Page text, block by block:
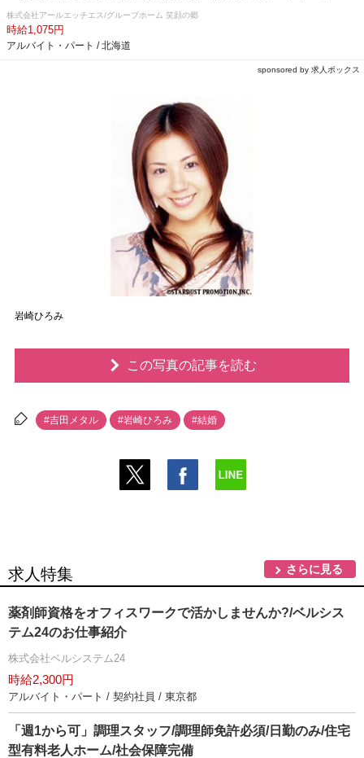
株式会社アールエッチエス/グループホーム 笑顔の郷
時給1,075円
アルバイト・パート / 北海道
sponsored by 求人ボックス
崎ひろみ
この写真の記事を読む
#吉田メタル #岩崎ひろみ #結婚
求人特集 さらに見る
薬剤師資格をオフィスワークで活かしませんか?/ベルシス
テム24のお仕事紹介
株式会社ベルシステム24
時給2,300円
アルバイト・パート / 契約社員 / 東京都
「週1から可」調理スタッフ/調理師免許必須/日勤のみ/住宅
型有料老人ホーム/社会保障完備